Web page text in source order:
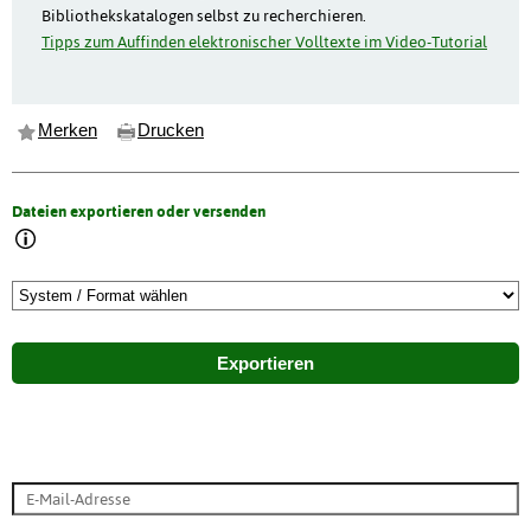
Bibliothekskatalogen selbst zu recherchieren.
Tipps zum Auffinden elektronischer Volltexte im Video-Tutorial
Merken Drucken
Dateien exportieren oder versenden
Exportieren